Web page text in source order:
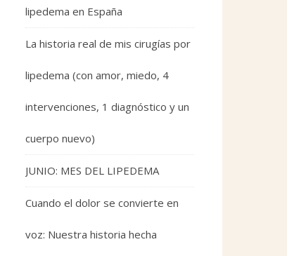
lipedema en España
La historia real de mis cirugías por
lipedema (con amor, miedo, 4
intervenciones, 1 diagnóstico y un
cuerpo nuevo)
JUNIO: MES DEL LIPEDEMA
Cuando el dolor se convierte en
voz: Nuestra historia hecha